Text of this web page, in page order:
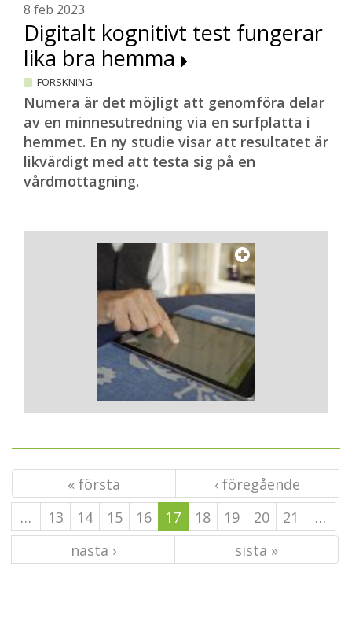
8 feb 2023
Digitalt kognitivt test fungerar
lika bra hemma
FORSKNING
Numera är det möjligt att genomföra delar
av en minnesutredning via en surfplatta i
hemmet. En ny studie visar att resultatet är
likvärdigt med att testa sig på en
vårdmottagning.
« första
‹ föregående
…
13 14 15 16 17 18 19 20 21
…
nästa ›
sista »